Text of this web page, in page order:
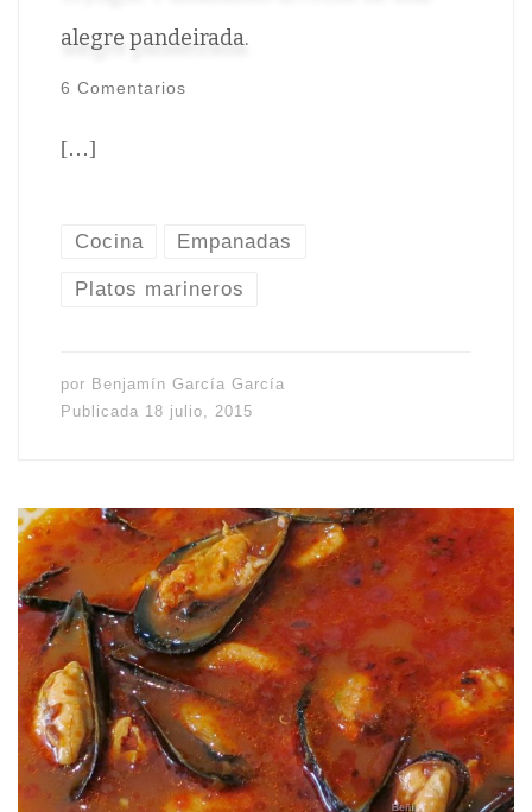
alegre pandeirada.
6 Comentarios
[…]
Cocina Empanadas
Platos marineros
por Benjamín García García
Publicada 18 julio, 2015